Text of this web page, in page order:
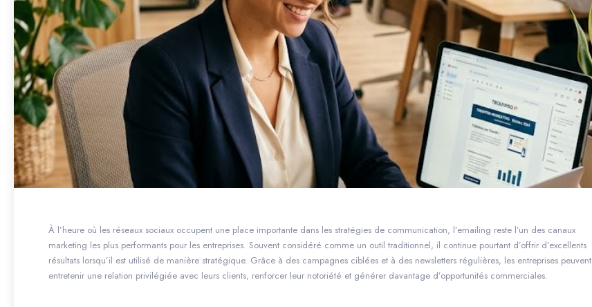
À l’heure où les réseaux sociaux occupent une place importante dans les stratégies de communication, l’emailing reste l’un des canaux
marketing les plus performants pour les entreprises. Souvent considéré comme un outil traditionnel, il continue pourtant d’offrir d’excellents
résultats lorsqu’il est utilisé de manière stratégique. Grâce à des campagnes ciblées et à des newsletters régulières, les entreprises peuvent
entretenir une relation privilégiée avec leurs clients, renforcer leur notoriété et générer davantage d’opportunités commerciales.